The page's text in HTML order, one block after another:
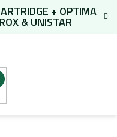
+ OPTIMA
& UNISTAR